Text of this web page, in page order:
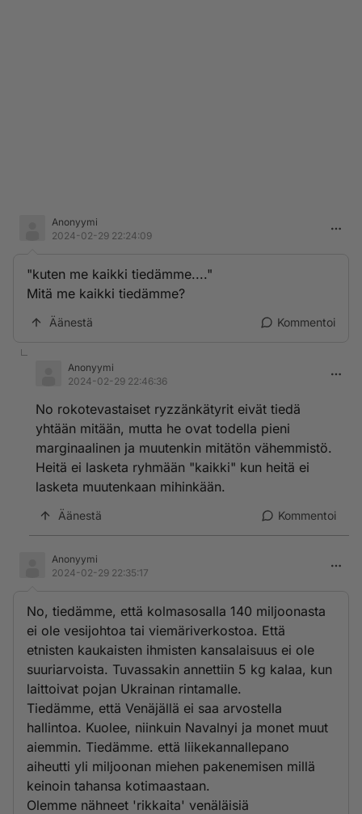
Anonyymi
2024-02-29 22:24:09
"kuten me kaikki tiedämme...."
Mitä me kaikki tiedämme?
Äänestä Kommentoi
Anonyymi
2024-02-29 22:46:36
No rokotevastaiset ryzzänkätyrit eivät tiedä
yhtään mitään, mutta he ovat todella pieni
marginaalinen ja muutenkin mitätön vähemmistö.
Heitä ei lasketa ryhmään "kaikki" kun heitä ei
lasketa muutenkaan mihinkään.
Äänestä Kommentoi
Anonyymi
2024-02-29 22:35:17
No, tiedämme, että kolmasosalla 140 miljoonasta
ei ole vesijohtoa tai viemäriverkostoa. Että
etnisten kaukaisten ihmisten kansalaisuus ei ole
suuriarvoista. Tuvassakin annettiin 5 kg kalaa, kun
laittoivat pojan Ukrainan rintamalle.
Tiedämme, että Venäjällä ei saa arvostella
hallintoa. Kuolee, niinkuin Navalnyi ja monet muut
aiemmin. Tiedämme. että liikekannallepano
aiheutti yli miljoonan miehen pakenemisen millä
keinoin tahansa kotimaastaan.
Olemme nähneet 'rikkaita' venäläisiä